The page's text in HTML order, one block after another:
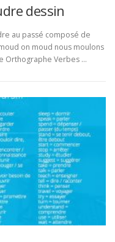
dessin
au passé composé de
on moud nous moulons
Orthographe Verbes …